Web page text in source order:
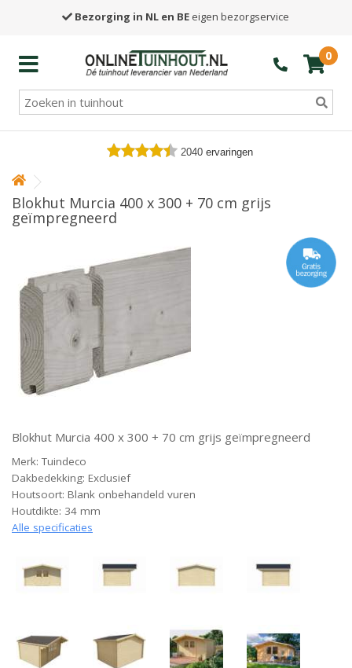
Bezorging in NL en BE eigen bezorgservice
0
2040 ervaringen
Blokhut Murcia 400 x 300 + 70 cm grijs
geïmpregneerd
Blokhut Murcia 400 x 300 + 70 cm grijs geïmpregneerd
Merk: Tuindeco
Dakbedekking: Exclusief
Houtsoort: Blank onbehandeld vuren
Houtdikte: 34 mm
Alle specificaties